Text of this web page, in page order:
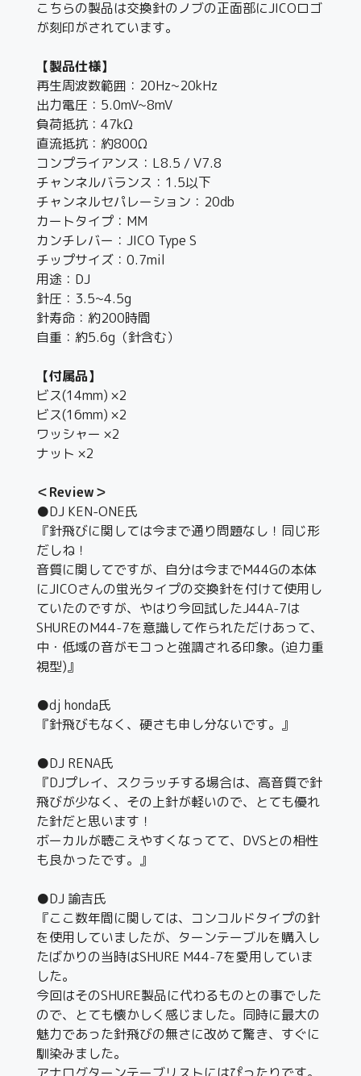
こちらの製品は交換針のノブの正面部にJICOロゴ
が刻印がされています。
【製品仕様】
再生周波数範囲：20Hz~20kHz
出力電圧：5.0mV~8mV
負荷抵抗：47kΩ
直流抵抗：約800Ω
コンプライアンス：L8.5 / V7.8
チャンネルバランス：1.5以下
チャンネルセパレーション：20db
カートタイプ：MM
カンチレバー：JICO Type S
チップサイズ：0.7mil
用途：DJ
針圧：3.5~4.5g
針寿命：約200時間
自重：約5.6g（針含む）
【付属品】
ビス(14mm) ×2
ビス(16mm) ×2
ワッシャー ×2
ナット ×2
＜Review＞
●DJ KEN-ONE氏
『針飛びに関しては今まで通り問題なし！同じ形
だしね！
音質に関してですが、自分は今までM44Gの本体
にJICOさんの蛍光タイプの交換針を付けて使用し
ていたのですが、やはり今回試したJ44A-7は
SHUREのM44-7を意識して作られただけあって、
中・低域の音がモコっと強調される印象。(迫力重
視型)』
●dj honda氏
『針飛びもなく、硬さも申し分ないです。』
●DJ RENA氏
『DJプレイ、スクラッチする場合は、高音質で針
飛びが少なく、その上針が軽いので、とても優れ
た針だと思います！
ボーカルが聴こえやすくなってて、DVSとの相性
も良かったです。』
●DJ 諭吉氏
『ここ数年間に関しては、コンコルドタイプの針
を使用していましたが、ターンテーブルを購入し
たばかりの当時はSHURE M44-7を愛用していま
した。
今回はそのSHURE製品に代わるものとの事でした
ので、とても懐かしく感じました。同時に最大の
魅力であった針飛びの無さに改めて驚き、すぐに
馴染みました。